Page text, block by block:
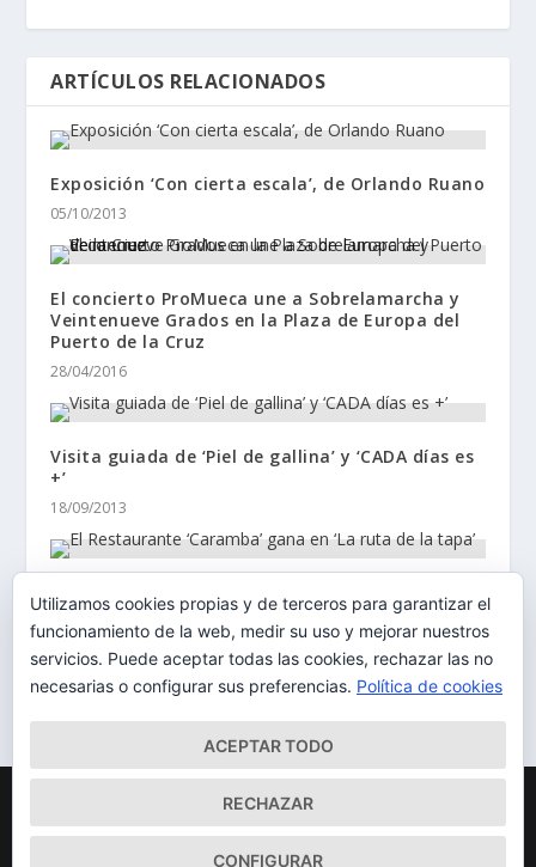
ARTÍCULOS RELACIONADOS
Exposición ‘Con cierta escala’, de Orlando Ruano
05/10/2013
El concierto ProMueca une a Sobrelamarcha y
Veintenueve Grados en la Plaza de Europa del
Puerto de la Cruz
28/04/2016
Visita guiada de ‘Piel de gallina’ y ‘CADA días es
+’
18/09/2013
El Restaurante ‘Caramba’ gana en ‘La ruta de la
tapa’
22/11/2013
Elegant Themes| Desarrollado por
Mapa del Sitio Aviso Legal
Política de cookies
Quiénes somos
Utilizamos cookies propias y de terceros para garantizar el
funcionamiento de la web, medir su uso y mejorar nuestros
servicios. Puede aceptar todas las cookies, rechazar las no
necesarias o configurar sus preferencias. Política de cookies
ACEPTAR TODO
RECHAZAR
CONFIGURAR